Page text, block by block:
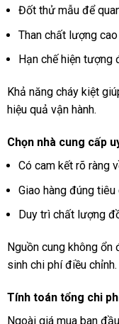
Đốt thử mẫu để
Than chất lượng
Hạn chế hiện tượng
Khả năng cháy kiệt
hiệu quả vận hành.
Chọn nhà cung cấp
Có cam kết rõ ràng
Giao hàng đúng
Duy trì chất lượng
Nguồn cung không ổn
sinh chi phí điều chỉnh.
Tính toán tổng chi
Ngoài giá mua ban